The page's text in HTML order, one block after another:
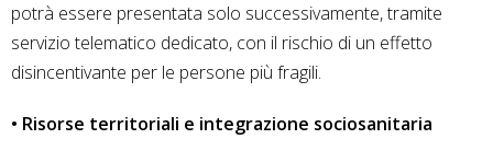
potrà essere presentata solo successivamente, tramite
servizio telematico dedicato, con il rischio di un effetto
disincentivante per le persone più fragili.
• Risorse territoriali e integrazione sociosanitaria